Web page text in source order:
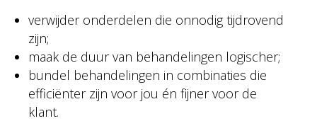
verwijder onderdelen die onnodig tijdrovend
zijn;
maak de duur van behandelingen logischer;
bundel behandelingen in combinaties die
efficiënter zijn voor jou én fijner voor de
klant.